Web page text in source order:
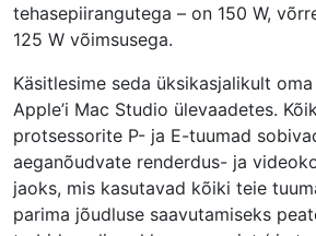
tehasepiirangutega – on 150 W,
125 W võimsusega.
Käsitlesime seda üksikasjalikult
Apple’i Mac Studio ülevaadetes.
protsessorite P- ja E-tuumad
aeganõudvate renderdus- ja
jaoks, mis kasutavad kõiki teie
parima jõudluse saavutamiseks